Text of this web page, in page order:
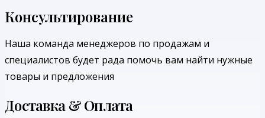
Консультирование
Наша команда менеджеров по продажам и
специалистов будет рада помочь вам найти нужные
товары и предложения
Доставка & Оплата